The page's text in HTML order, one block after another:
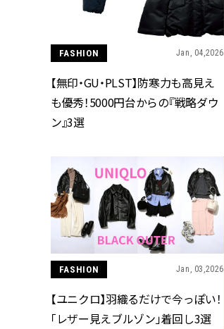
FASHION Jan, 04,2026
【無印・GU・PLST】防寒力も高見え
も優秀！5000円台からの『戦略ダウ
ン』3選
FASHION Jan, 03,2026
【ユニクロ】羽織るだけで今っぽい！
「レザー見えブルゾン」着回し3選